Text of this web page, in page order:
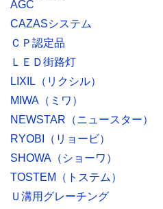
AGC
CAZASシステム
ＣＰ認定品
ＬＥＤ街路灯
LIXIL（リクシル）
MIWA（ミワ）
NEWSTAR（ニュースター）
RYOBI（リョービ）
SHOWA（ショーワ）
TOSTEM（トステム）
Ｕ溝用グレーチング